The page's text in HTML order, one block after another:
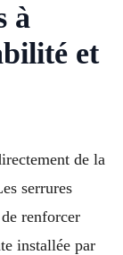
à
et
de la
serrures
renforcer
installée par